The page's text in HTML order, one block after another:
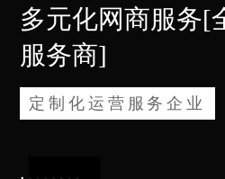
多元化网商服务[
服务商]
定制化运营服务企业